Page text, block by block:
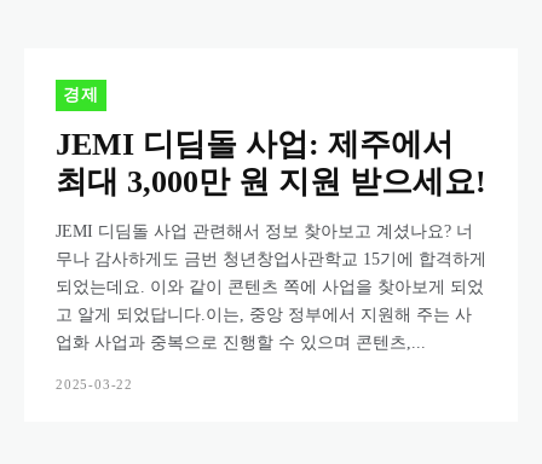
경제
JEMI 디딤돌 사업: 제주에서
최대 3,000만 원 지원 받으세요!
JEMI 디딤돌 사업 관련해서 정보 찾아보고 계셨나요? 너
무나 감사하게도 금번 청년창업사관학교 15기에 합격하게
되었는데요. 이와 같이 콘텐츠 쪽에 사업을 찾아보게 되었
고 알게 되었답니다.이는, 중앙 정부에서 지원해 주는 사
업화 사업과 중복으로 진행할 수 있으며 콘텐츠,...
2025-03-22